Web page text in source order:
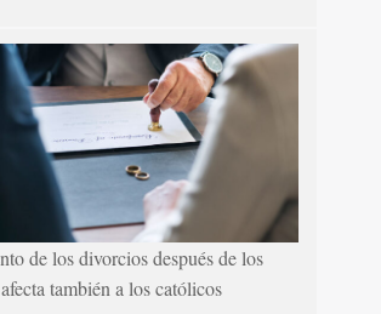
de los divorcios después de los
también a los católicos